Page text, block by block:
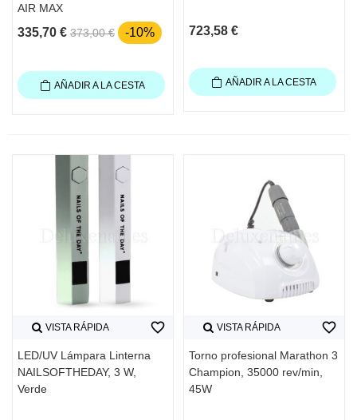
AIR MAX
335,70 € 373,00 € -10%
AÑADIR A LA CESTA
723,58 €
AÑADIR A LA CESTA
VISTA RÁPIDA
LED/UV Lámpara Linterna
NAILSOFTHEDAY, 3 W,
Verde
favorite_border VISTA RÁPIDA
Torno profesional Marathon 3
Champion, 35000 rev/min,
45W
favorite_border